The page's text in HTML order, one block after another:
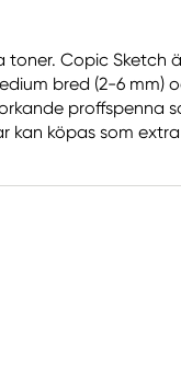
toner. Copic Sketch
bred (2-6 mm)
proffspenna
kan köpas som